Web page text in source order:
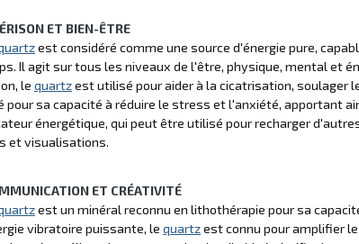
ET BIEN-ÊTRE
est considéré comme une source d'énergie pure,
Il agit sur tous les niveaux de l'être, physique, mental et
le quartzest utilisé pour aider à la cicatrisation,
pour sa capacité à réduire le stress et l'anxiété, apportant
énergétique, qui peut être utilisé pour recharger
et visualisations.
ET CRÉATIVITÉ
est un minéral reconnu en lithothérapie pour sa
vibratoire puissante, le quartzest connu pour amplifier